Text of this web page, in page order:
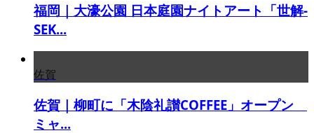
福岡｜大濠公園 日本庭園ナイトアート「世解-
SEK...
佐賀
佐賀｜柳町に「木陰礼讃COFFEE」オープン
ミャ...